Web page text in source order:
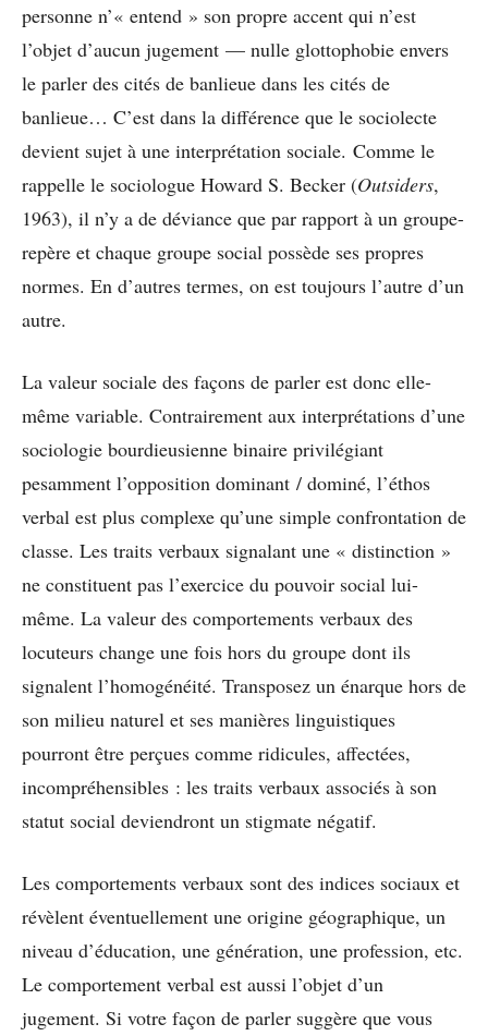
personne n’« entend » son propre accent qui n’est
l’objet d’aucun jugement — nulle glottophobie envers
le parler des cités de banlieue dans les cités de
banlieue… C’est dans la différence que le sociolecte
devient sujet à une interprétation sociale. Comme le
rappelle le sociologue Howard S. Becker (Outsiders,
1963), il n’y a de déviance que par rapport à un groupe-
repère et chaque groupe social possède ses propres
normes. En d’autres termes, on est toujours l’autre d’un
autre.
La valeur sociale des façons de parler est donc elle-
même variable. Contrairement aux interprétations d’une
sociologie bourdieusienne binaire privilégiant
pesamment l’opposition dominant / dominé, l’éthos
verbal est plus complexe qu’une simple confrontation de
classe. Les traits verbaux signalant une « distinction »
ne constituent pas l’exercice du pouvoir social lui-
même. La valeur des comportements verbaux des
locuteurs change une fois hors du groupe dont ils
signalent l’homogénéité. Transposez un énarque hors de
son milieu naturel et ses manières linguistiques
pourront être perçues comme ridicules, affectées,
incompréhensibles : les traits verbaux associés à son
statut social deviendront un stigmate négatif.
Les comportements verbaux sont des indices sociaux et
révèlent éventuellement une origine géographique, un
niveau d’éducation, une génération, une profession, etc.
Le comportement verbal est aussi l’objet d’un
jugement. Si votre façon de parler suggère que vous